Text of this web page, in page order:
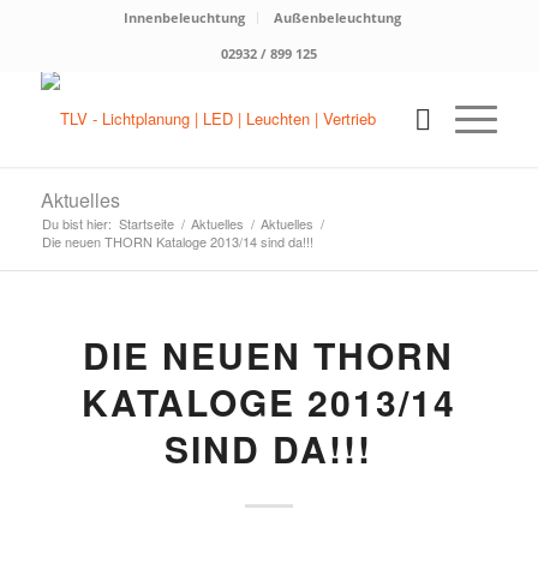
Innenbeleuchtung
Außenbeleuchtung
02932 / 899 125
Aktuelles
Du bist hier: Startseite / Aktuelles / Aktuelles /
Die neuen THORN Kataloge 2013/14 sind da!!!
DIE NEUEN THORN
KATALOGE 2013/14
SIND DA!!!